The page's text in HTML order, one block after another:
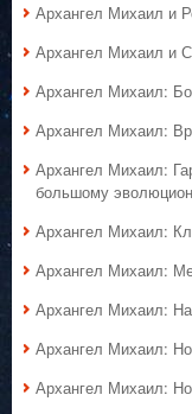
Архангел Михаил и
Архангел Михаил и
Архангел Михаил:
Архангел Михаил:
Архангел Михаил:
большому
Архангел Михаил:
Архангел Михаил:
Архангел Михаил:
Архангел Михаил:
Архангел Михаил: